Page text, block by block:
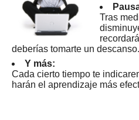
Tras
deberías tomarte un
Y más:
Cada cierto tiempo te
harán el aprendizaje más